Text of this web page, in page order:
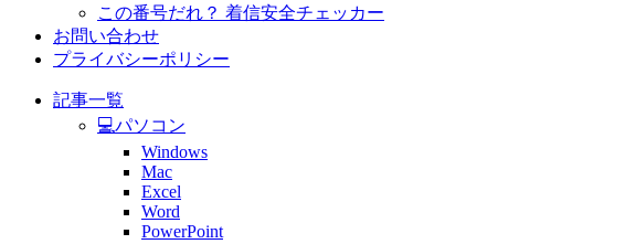
この番号だれ？ 着信安全チェッカー
お問い合わせ
プライバシーポリシー
記事一覧
💻パソコン
Windows
Mac
Excel
Word
PowerPoint